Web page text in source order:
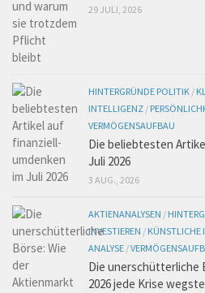
29 JULI, 2026
HINTERGRÜNDE POLITIK /
INTELLIGENZ /
VERMÖGENSAUFBAU
Die beliebtesten
Juli 2026
3 AUG., 2026
AKTIENANALYSEN /
INVESTIEREN / KÜNSTLICHE
ANALYSE /
Die unerschütterliche
2026 jede Krise